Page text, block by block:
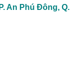
An Phú Đông, Q.